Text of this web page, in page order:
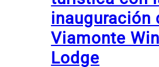
inauguración
Viamonte
Lodge